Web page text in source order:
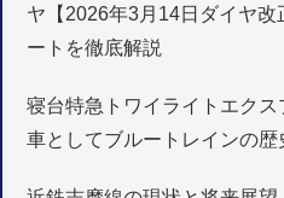
ヤ【2026年3月14日ダイヤ
ートを徹底解説
寝台特急トワイライトエク
車としてブルートレインの歴